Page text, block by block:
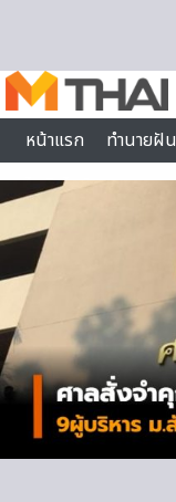
หน้าแรก
ทำนายฝัน
ไลฟ์สไตล์